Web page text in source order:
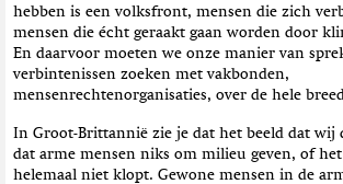
hebben is een volksfront, mensen die zich
mensen die écht geraakt gaan worden door
En daarvoor moeten we onze manier van
verbintenissen zoeken met vakbonden,
mensenrechtenorganisaties, over de hele
In Groot-Brittannië zie je dat het beeld dat wij
dat arme mensen niks om milieu geven, of
helemaal niet klopt. Gewone mensen in de